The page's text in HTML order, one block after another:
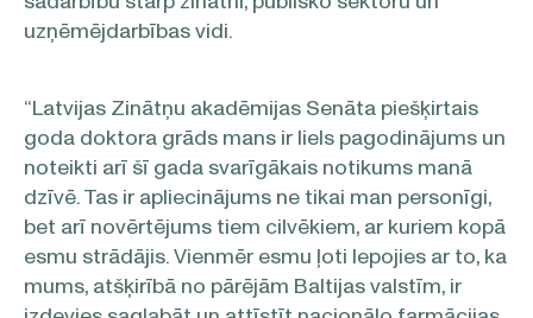
uzņēmējdarbības vidi.
“Latvijas Zinātņu akadēmijas Senāta piešķirtais
goda doktora grāds mans ir liels pagodinājums un
noteikti arī šī gada svarīgākais notikums manā
dzīvē. Tas ir apliecinājums ne tikai man personīgi,
bet arī novērtējums tiem cilvēkiem, ar kuriem kopā
esmu strādājis. Vienmēr esmu ļoti lepojies ar to, ka
mums, atšķirībā no pārējām Baltijas valstīm, ir